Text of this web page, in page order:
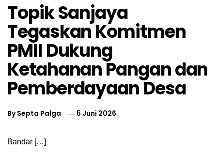
Topik Sanjaya
Tegaskan Komitmen
PMII Dukung
Ketahanan Pangan dan
Pemberdayaan Desa
BySepta Palga 5 Juni 2026
Bandar […]